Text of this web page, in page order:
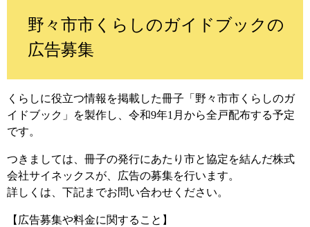
野々市市くらしのガイドブックの
広告募集
くらしに役立つ情報を掲載した冊子「野々市市くらしのガ
イドブック」を製作し、令和9年1月から全戸配布する予定
です。
つきましては、冊子の発行にあたり市と協定を結んだ株式
会社サイネックスが、広告の募集を行います。
詳しくは、下記までお問い合わせください。
【広告募集や料金に関すること】